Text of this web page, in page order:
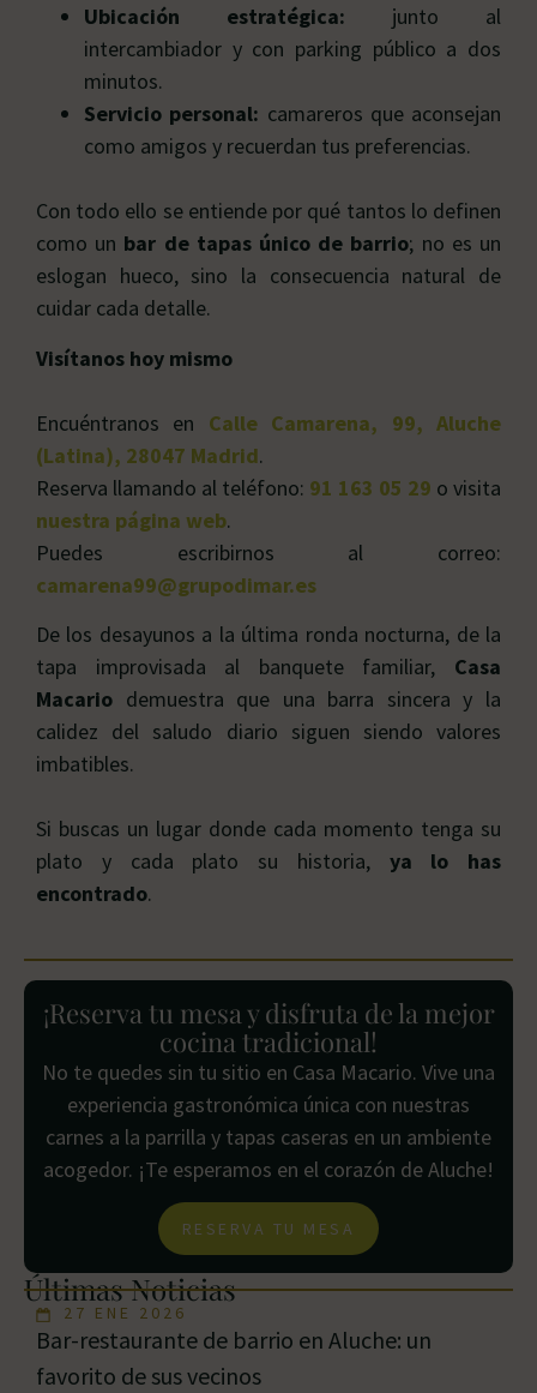
Ubicación estratégica: junto al
intercambiador y con parking público a dos
minutos.
Servicio personal: camareros que aconsejan
como amigos y recuerdan tus preferencias.
Con todo ello se entiende por qué tantos lo definen
como un bar de tapas único de barrio; no es un
eslogan hueco, sino la consecuencia natural de
cuidar cada detalle.
Visítanos hoy mismo
Encuéntranos en Calle Camarena, 99, Aluche
(Latina), 28047 Madrid.
Reserva llamando al teléfono: 91 163 05 29 o visita
nuestra página web.
Puedes escribirnos al correo:
camarena99@grupodimar.es
De los desayunos a la última ronda nocturna, de la
tapa improvisada al banquete familiar, Casa
Macario demuestra que una barra sincera y la
calidez del saludo diario siguen siendo valores
imbatibles.
Si buscas un lugar donde cada momento tenga su
plato y cada plato su historia, ya lo has
encontrado.
¡Reserva tu mesa y disfruta de la mejor
cocina tradicional!
No te quedes sin tu sitio en Casa Macario. Vive una
experiencia gastronómica única con nuestras
carnes a la parrilla y tapas caseras en un ambiente
acogedor. ¡Te esperamos en el corazón de Aluche!
RESERVA TU MESA
Últimas Noticias
27 ENE 2026
Bar-restaurante de barrio en Aluche: un
favorito de sus vecinos